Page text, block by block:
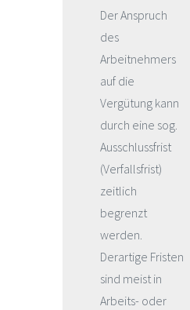
Der Anspruch
des
Arbeitnehmers
auf die
Vergütung kann
durch eine sog.
Ausschlussfrist
(Verfallsfrist)
zeitlich
begrenzt
werden.
Derartige Fristen
sind meist in
Arbeits- oder